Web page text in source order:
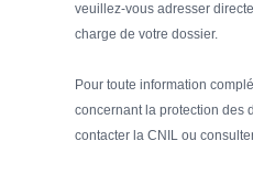
veuillez-vous adresser
charge de votre dossier.
Pour toute information
concernant la protection des
contacter la CNIL ou